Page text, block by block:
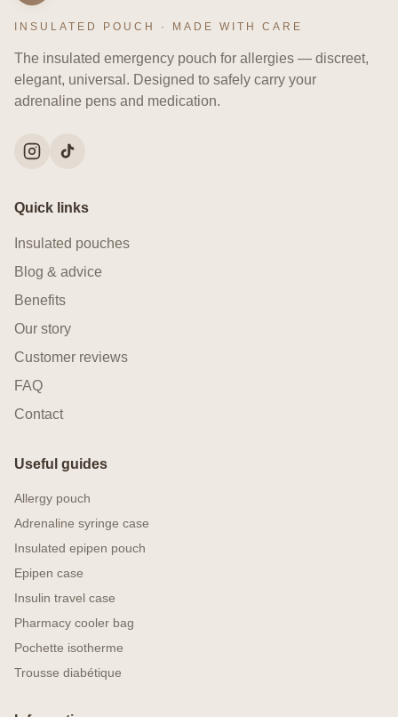
INSULATED POUCH · MADE WITH CARE
The insulated emergency pouch for allergies — discreet,
elegant, universal. Designed to safely carry your
adrenaline pens and medication.
Quick links
Insulated pouches
Blog & advice
Benefits
Our story
Customer reviews
FAQ
Contact
Useful guides
Allergy pouch
Adrenaline syringe case
Insulated epipen pouch
Epipen case
Insulin travel case
Pharmacy cooler bag
Pochette isotherme
Trousse diabétique